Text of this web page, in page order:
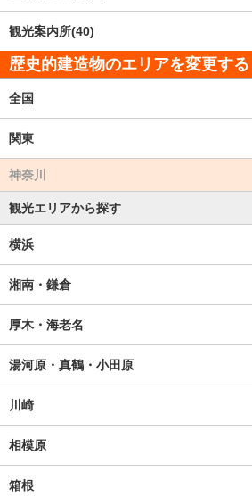
観光案内所(40)
歴史的建造物のエリアを変更する
全国
関東
神奈川
観光エリアから探す
横浜
湘南・鎌倉
厚木・海老名
湯河原・真鶴・小田原
川崎
相模原
箱根